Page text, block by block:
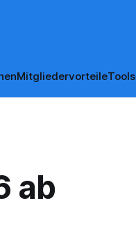
MitgliedervorteileTools
ab